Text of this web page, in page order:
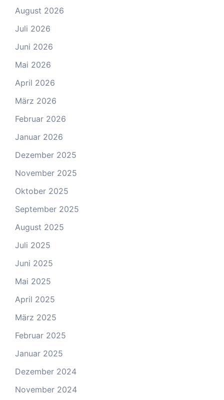
August 2026
Juli 2026
Juni 2026
Mai 2026
April 2026
März 2026
Februar 2026
Januar 2026
Dezember 2025
November 2025
Oktober 2025
September 2025
August 2025
Juli 2025
Juni 2025
Mai 2025
April 2025
März 2025
Februar 2025
Januar 2025
Dezember 2024
November 2024